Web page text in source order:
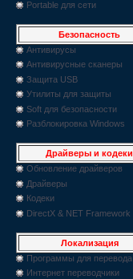
Portable для сети
Безопасность
Антивирусы
Антивирусные сканеры
Защита USB
Утилиты для защиты
Soft для безопасности
Разблокировка Windows
Драйверы и кодеки
Обновление драйверов
Драйверы
Кодеки
DirectX & NET Framework
Локализация
Программы для перевода
Интернет переводчики